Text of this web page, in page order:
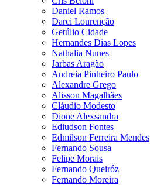
Daniel Ramos
Darci Lourenção
Getúlio Cidade
Hernandes Dias Lopes
Nathalia Nunes
Jarbas Aragão
Andreia Pinheiro Paulo
Alexandre Grego
Alisson Magalhães
Cláudio Modesto
Dione Alexsandra
Ediudson Fontes
Edmilson Ferreira Mendes
Fernando Sousa
Felipe Morais
Fernando Queiróz
Fernando Moreira